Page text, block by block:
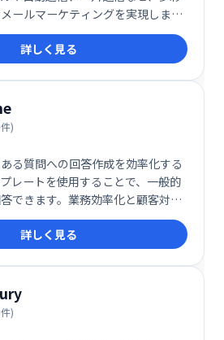
ールマーケティングを実現しま
済連携にも対応し、スムーズな運用
のエンゲージメント強化に最適な
詳しく見る
)
る質問への回答作成を効率化する
レートを使用することで、一般的
できます。業務効率化と顧客対応
よりスムーズなコミュニケーショ
。時間と労力の節約に繋がり、顧
献します。
詳しく見る
)